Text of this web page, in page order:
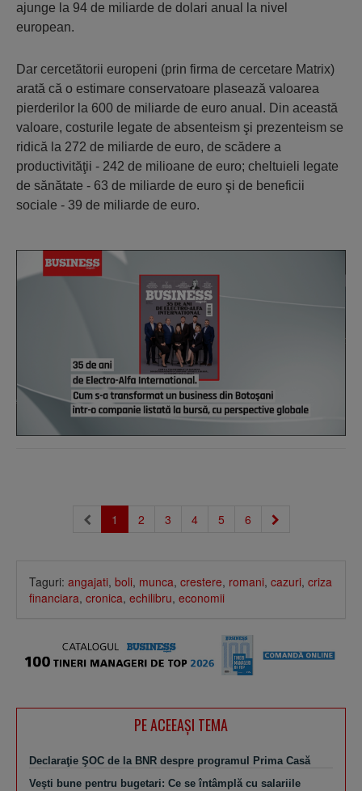
ajunge la 94 de miliarde de dolari anual la nivel
european.
Dar cercetătorii europeni (prin firma de cercetare Matrix)
arată că o estimare conservatoare plasează valoarea
pierderilor la 600 de miliarde de euro anual. Din această
valoare, costurile legate de absenteism şi prezenteism se
ridică la 272 de miliarde de euro, de scădere a
productivităţii - 242 de milioane de euro; cheltuieli legate
de sănătate - 63 de miliarde de euro şi de beneficii
sociale - 39 de miliarde de euro.
1 2 3 4 5 6
Taguri: angajati, boli, munca, crestere, romani, cazuri, criza
financiara, cronica, echilibru, economii
PE ACEEAŞI TEMA
Declaraţie ŞOC de la BNR despre programul Prima Casă
Veşti bune pentru bugetari: Ce se întâmplă cu salariile